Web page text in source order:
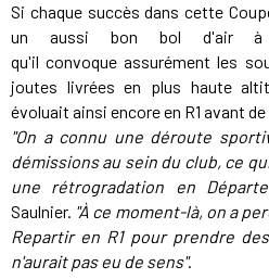
Si chaque succès dans cette
un aussi bon bol d'air à
qu'il convoque assurément les
joutes livrées en plus haute
évoluait ainsi encore en R1 avant
"On a connu une déroute
démissions au sein du club, ce
une rétrogradation en
Saulnier. "À ce moment-là, on a
Repartir en R1 pour prendre
n'aurait pas eu de sens".